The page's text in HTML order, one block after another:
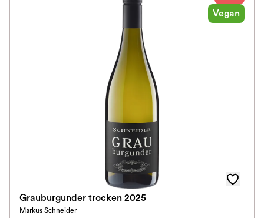
Vegan
Grauburgunder trocken 2025
Markus Schneider